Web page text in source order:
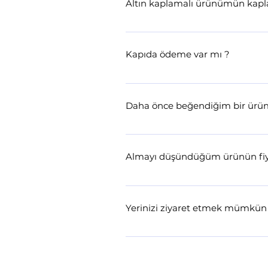
Altın kaplamalı ürünümün
Gümüş üzeri altın kaplama olan
canlılığına kavuşturabilirsiniz,
Kapıda ödeme var mı ?
Kapıda ödeme yok ve olmayacak.
Daha önce beğendiğim bir
Ürünlerimizin büyük kısmı taş
tavsiye ederiz.
Almayı düşündüğüm ürünün
Tüm parçalarımız altın ve gümüş
durumunda kalabiliyoruz.
Yerinizi ziyaret etmek
Galatada’ki stüdyomuzda